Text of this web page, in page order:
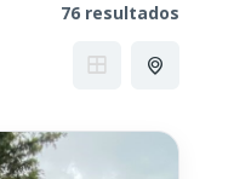
76 resultados